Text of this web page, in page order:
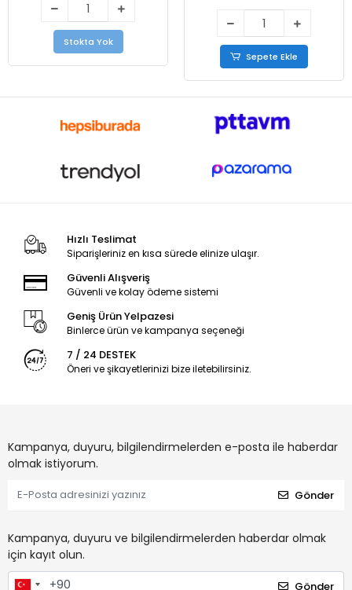
Stokta Yok
Sepete Ekle
Hızlı Teslimat
Siparişleriniz en kısa sürede elinize ulaşır.
Güvenli Alışveriş
Güvenli ve kolay ödeme sistemi
Geniş Ürün Yelpazesi
Binlerce ürün ve kampanya seçeneği
7 / 24 DESTEK
Öneri ve şikayetlerinizi bize iletebilirsiniz.
Kampanya, duyuru, bilgilendirmelerden e-posta ile haberdar
olmak istiyorum.
Gönder
Kampanya, duyuru ve bilgilendirmelerden haberdar olmak
için kayıt olun.
Gönder